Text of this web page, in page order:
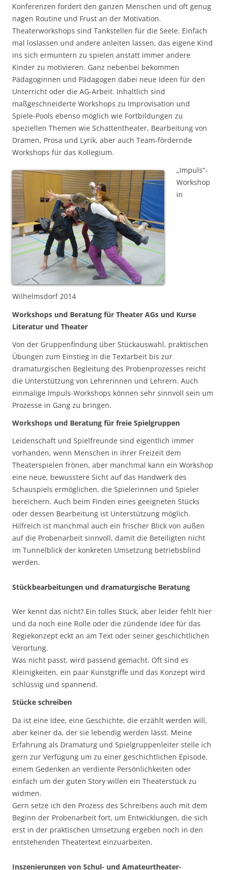
Konferenzen fordert den ganzen Menschen und oft genug
nagen Routine und Frust an der Motivation.
Theaterworkshops sind Tankstellen für die Seele. Einfach
mal loslassen und andere anleiten lassen, das eigene Kind
ins sich ermuntern zu spielen anstatt immer andere
Kinder zu motivieren. Ganz nebenbei bekommen
Pädagoginnen und Pädagogen dabei neue Ideen für den
Unterricht oder die AG-Arbeit. Inhaltlich sind
maßgeschneiderte Workshops zu Improvisation und
Spiele-Pools ebenso möglich wie Fortbildungen zu
speziellen Themen wie Schattentheater, Bearbeitung von
Dramen, Prosa und Lyrik, aber auch Team-fördernde
Workshops für das Kollegium.
„Impuls“-
Workshop
in
Wilhelmsdorf 2014
Workshops und Beratung für Theater AGs und Kurse
Literatur und Theater
Von der Gruppenfindung über Stückauswahl, praktischen
Übungen zum Einstieg in die Textarbeit bis zur
dramaturgischen Begleitung des Probenprozesses reicht
die Unterstützung von Lehrerinnen und Lehrern. Auch
einmalige Impuls-Workshops können sehr sinnvoll sein um
Prozesse in Gang zu bringen.
Workshops und Beratung für freie Spielgruppen
Leidenschaft und Spielfreunde sind eigentlich immer
vorhanden, wenn Menschen in ihrer Freizeit dem
Theaterspielen frönen, aber manchmal kann ein Workshop
eine neue, bewusstere Sicht auf das Handwerk des
Schauspiels ermöglichen, die Spielerinnen und Spieler
bereichern. Auch beim Finden eines geeigneten Stücks
oder dessen Bearbeitung ist Unterstützung möglich.
Hilfreich ist manchmal auch ein frischer Blick von außen
auf die Probenarbeit sinnvoll, damit die Beteiligten nicht
im Tunnelblick der konkreten Umsetzung betriebsblind
werden.
Stückbearbeitungen und dramaturgische Beratung
Wer kennt das nicht? Ein tolles Stück, aber leider fehlt hier
und da noch eine Rolle oder die zündende Idee für das
Regiekonzept eckt an am Text oder seiner geschichtlichen
Verortung.
Was nicht passt, wird passend gemacht. Oft sind es
Kleinigkeiten, ein paar Kunstgriffe und das Konzept wird
schlüssig und spannend.
Stücke schreiben
Da ist eine Idee, eine Geschichte, die erzählt werden will,
aber keiner da, der sie lebendig werden lässt. Meine
Erfahrung als Dramaturg und Spielgruppenleiter stelle ich
gern zur Verfügung um zu einer geschichtlichen Episode,
einem Gedenken an verdiente Persönlichkeiten oder
einfach um der guten Story willen ein Theaterstück zu
widmen.
Gern setze ich den Prozess des Schreibens auch mit dem
Beginn der Probenarbeit fort, um Entwicklungen, die sich
erst in der praktischen Umsetzung ergeben noch in den
entstehenden Theatertext einzuarbeiten.
Inszenierungen von Schul- und Amateurtheater-